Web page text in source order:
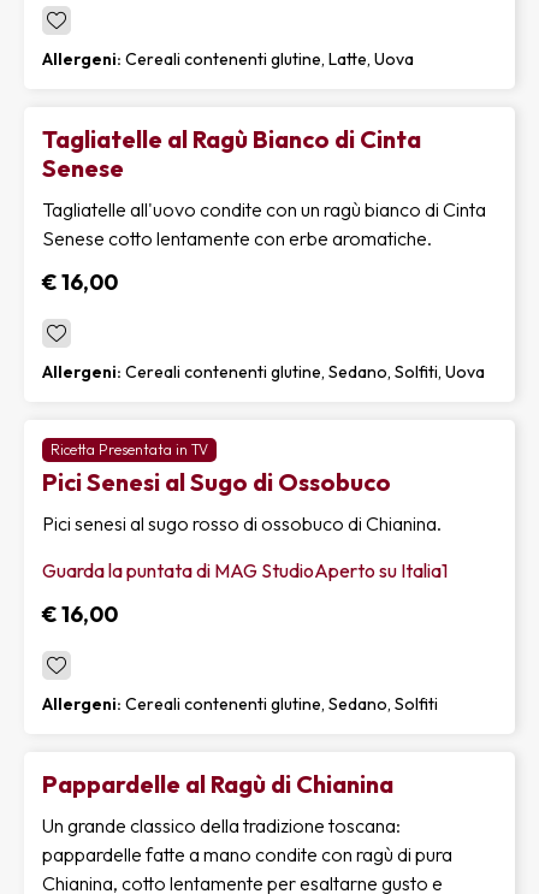
Allergeni: Cereali contenenti glutine, Latte, Uova
Tagliatelle al Ragù Bianco di Cinta
Senese
Tagliatelle all'uovo condite con un ragù bianco di Cinta
Senese cotto lentamente con erbe aromatiche.
€ 16,00
Allergeni: Cereali contenenti glutine, Sedano, Solfiti, Uova
Ricetta Presentata in TV
Pici Senesi al Sugo di Ossobuco
Pici senesi al sugo rosso di ossobuco di Chianina.
Guarda la puntata di MAG StudioAperto su Italia1
€ 16,00
Allergeni: Cereali contenenti glutine, Sedano, Solfiti
Pappardelle al Ragù di Chianina
Un grande classico della tradizione toscana:
pappardelle fatte a mano condite con ragù di pura
Chianina, cotto lentamente per esaltarne gusto e